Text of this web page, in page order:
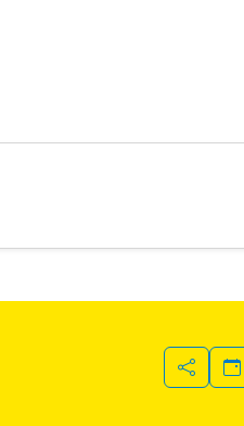
Teilen